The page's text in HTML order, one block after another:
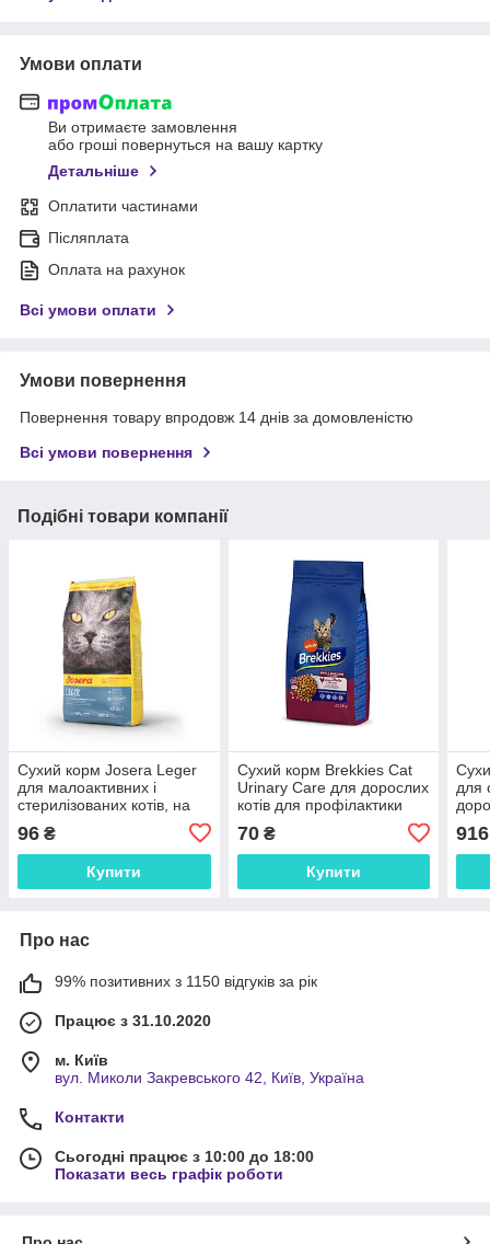
Умови оплати
Ви отримаєте замовлення
або гроші повернуться на вашу картку
Детальніше
Оплатити частинами
Післяплата
Оплата на рахунок
Всі умови оплати
Умови повернення
Повернення товару впродовж 14 днів за домовленістю
Всі умови повернення
Подібні товари компанії
Сухий корм Josera Leger
для малоактивних і
стерилізованих котів, на
96 ₴
Купити
Сухий корм Brekkies Cat
Urinary Care для дорослих
котів для профілактики
сечокам'яної хвороби, з
куркою, на вагу 250 г
70₴
Купити
для
916
Про нас
99% позитивних з 1150 відгуків за рік
Працює з 31.10.2020
м. Київ
вул. Миколи Закревського 42, Київ, Україна
Контакти
Сьогодні працює з 10:00 до 18:00
Показати весь графік роботи